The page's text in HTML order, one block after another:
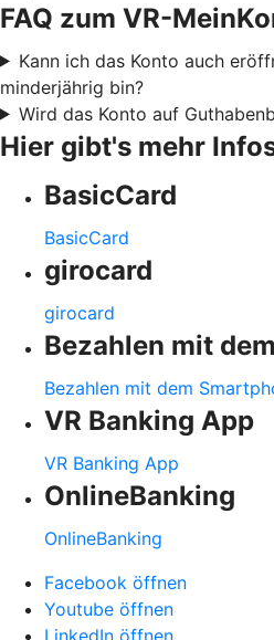
FAQ zum VR-
Kann ich das Konto auch
minderjährig bin?
Wird das Konto auf
Hier gibt's mehr
BasicCard
BasicCard
girocard
girocard
Bezahlen mit
Bezahlen mit dem
VR Banking App
VR Banking App
OnlineBanking
OnlineBanking
Facebook öffnen
Youtube öffnen
LinkedIn öffnen